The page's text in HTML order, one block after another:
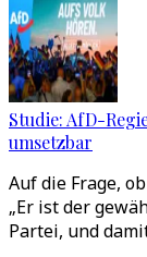
Studie: AfD-
umsetzbar
Auf die Frage,
„Er ist der
Partei, und